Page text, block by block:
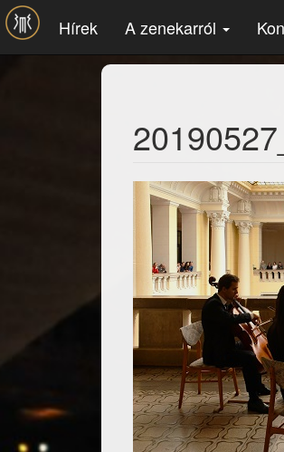
Ugrás a tartalomra
Hírek A zenekarról